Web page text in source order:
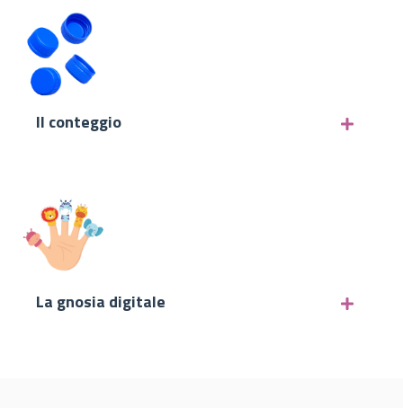
Il conteggio
La gnosia digitale